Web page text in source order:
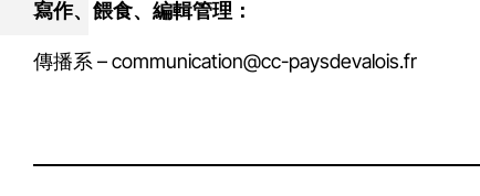
寫作、餵食、編輯管理：
傳播系 – communication@cc-paysdevalois.fr